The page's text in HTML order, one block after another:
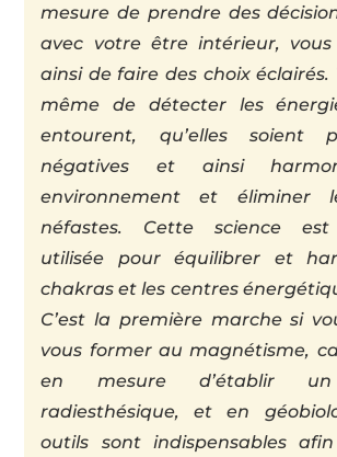
mesure de prendre des
avec votre être intérieur,
ainsi de faire des choix éclairés.
même de détecter les
entourent, qu’elles soient
négatives et ainsi
environnement et éliminer
néfastes. Cette science est
utilisée pour équilibrer et
chakras et les centres
C’est la première marche si
vous former au magnétisme,
en mesure d’établir un
radiesthésique, et en
outils sont indispensables